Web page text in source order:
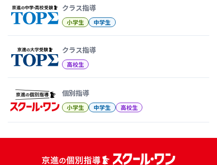
クラス指導
小学生 中学生
クラス指導
高校生
個別指導
小学生 中学生 高校生